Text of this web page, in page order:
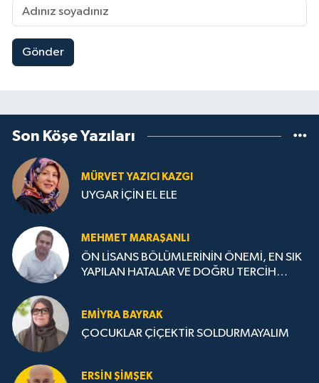
Gönder
Son Köşe Yazıları
MÜRVET YAZICI KAZGI
UYGAR İÇİN EL ELE
MEHMET MARAŞANLI
ÖN LİSANS BÖLÜMLERİNİN ÖNEMİ, EN SIK
YAPILAN HATALAR VE DOĞRU TERCİH
EMIYRA BAYRAK
ÇOCUKLAR ÇİÇEKTİR SOLDURMAYALIM
ERSIN ŞIMŞEK